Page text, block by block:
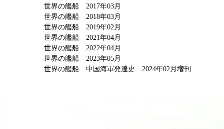
世界の艦船 2017年03月
世界の艦船 2018年03月
世界の艦船 2019年02月
世界の艦船 2021年04月
世界の艦船 2022年04月
世界の艦船 2023年05月
世界の艦船 中国海軍発達史 2024年02月増刊